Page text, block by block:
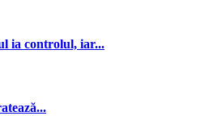
ia controlul, iar...